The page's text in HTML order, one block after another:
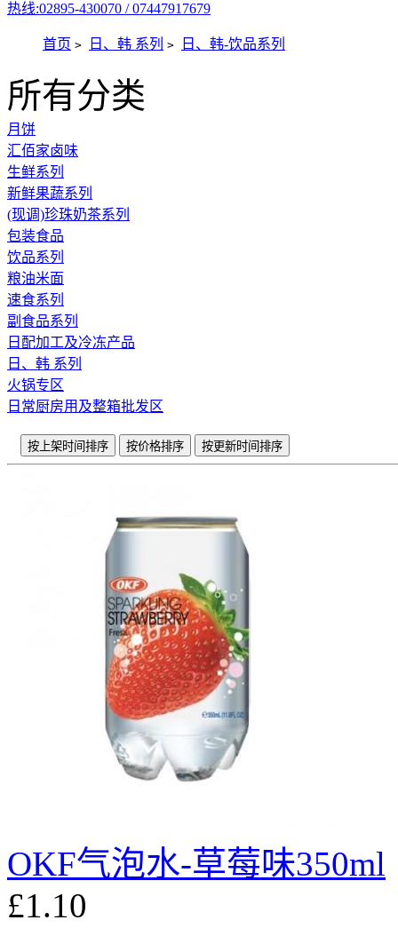
热线:02895-430070 / 07447917679
首页 > 日、韩 系列 > 日、韩-饮品系列
所有分类
月饼
汇佰家卤味
生鲜系列
新鲜果蔬系列
(现调)珍珠奶茶系列
包装食品
饮品系列
粮油米面
速食系列
副食品系列
日配加工及冷冻产品
日、韩 系列
火锅专区
日常厨房用及整箱批发区
按上架时间排序 按价格排序 按更新时间排序
OKF气泡水-草莓味350ml
£1.10